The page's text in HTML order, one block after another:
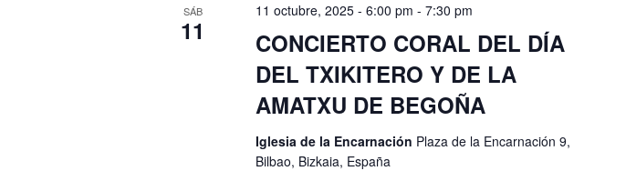
SÁB
11
CONCIERTO CORAL DEL DÍA
DEL TXIKITERO Y DE LA
AMATXU DE BEGOÑA
11 octubre, 2025 - 6:00 pm -7:30 pm
Iglesia de la Encarnación Plaza de la Encarnación 9,
Bilbao, Bizkaia, España